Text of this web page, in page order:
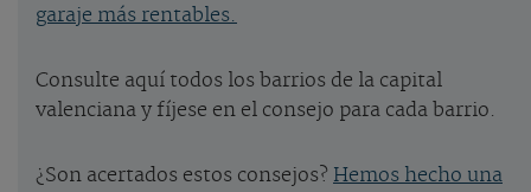
garaje más rentables.
Consulte aquí todos los barrios de la capital
valenciana y fíjese en el consejo para cada barrio.
¿Son acertados estos consejos? Hemos hecho una